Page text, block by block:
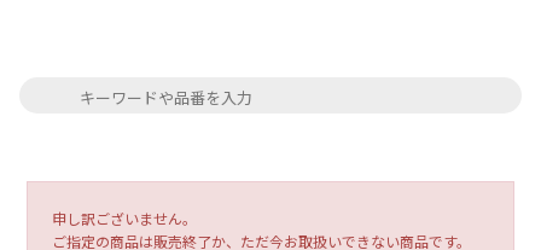
申し訳ございません。
ご指定の商品は販売終了か、ただ今お取扱いできない商品です。